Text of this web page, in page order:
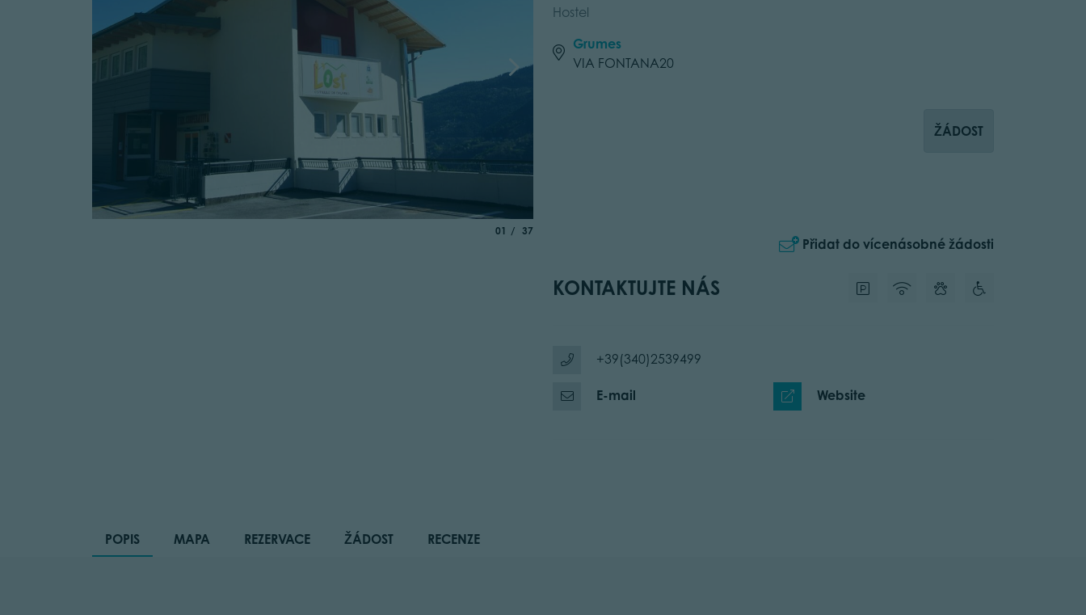
aria.slide_indicator.prefix
01 of
37
Hostel
Grumes
VIA FONTANA20
ŽÁDOST
Přidat do vícenásobné žádosti
KONTAKTUJTE NÁS
+39(340)2539499
E-mail Website
POPIS MAPA REZERVACE ŽÁDOST RECENZE